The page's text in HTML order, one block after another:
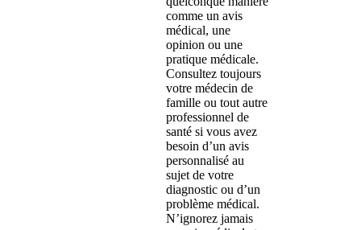
comme un avis
médical, une
opinion ou une
pratique médicale.
Consultez toujours
votre médecin de
famille ou tout autre
professionnel de
santé si vous avez
besoin d’un avis
personnalisé au
sujet de votre
diagnostic ou d’un
problème médical.
N’ignorez jamais